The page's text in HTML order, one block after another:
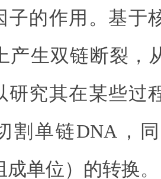
子的作用。基于
产生双链断裂，
研究其在某些过
割单链DNA，
成单位）的转换。